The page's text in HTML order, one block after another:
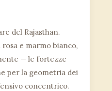
del Rajasthan.
e marmo bianco,
— le fortezze
per la geometria dei
concentrico.